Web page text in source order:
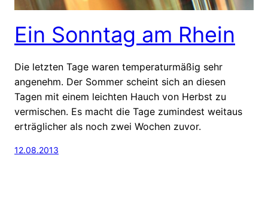
Ein Sonntag am Rhein
Die letzten Tage waren temperaturmäßig sehr
angenehm. Der Sommer scheint sich an diesen
Tagen mit einem leichten Hauch von Herbst zu
vermischen. Es macht die Tage zumindest weitaus
erträglicher als noch zwei Wochen zuvor.
12.08.2013